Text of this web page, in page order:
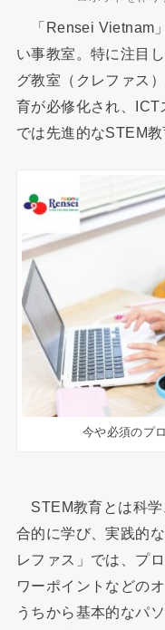
「Rensei Vietnam
い事教室。特に注目
グ教室（クレファス
育が必修化され、ICT
では先進的なSTEM教
今や必須のプ
STEM教育とは科学
合的に学び、実践的
レファス」では、プ
ワーポイントなどの
うちから基本的なパ